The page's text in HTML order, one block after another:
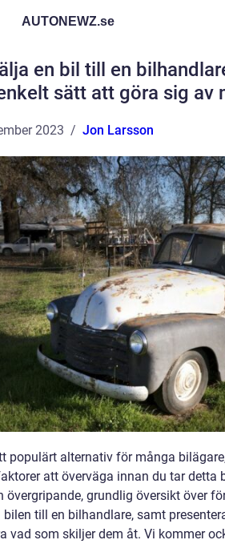
AUTONEWZ.se
en bil till en
sätt att göra sig av
2023 Jon Larsson
populärt alternativ för många
att överväga innan du tar detta
övergripande, grundlig översikt över
till en bilhandlare, samt
vad som skiljer dem åt. Vi kommer